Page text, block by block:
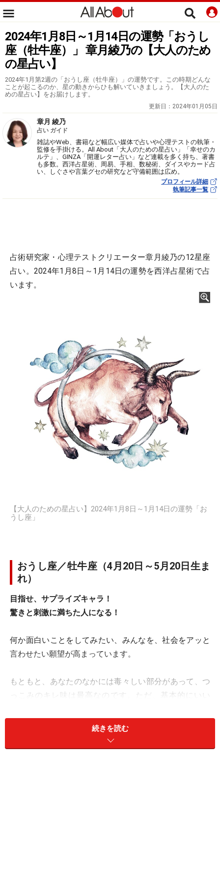
2024年1月8日～1月14日の運勢「おうし
座（牡牛座）」 章月綾乃の【大人のため
の星占い】
2024年1月第2週の「おうし座（牡牛座）」の運勢です。この時期どんな
ことが起こるのか、星の動きからひも解いていきましょう。【大人のた
めの星占い】をお届けします。
更新日： 2024年01月05日
章月 綾乃
占い ガイド
雑誌やWeb、書籍など幅広い媒体で占いや心理テストの執筆・
監修を手掛ける。All About「大人のための星占い」「幸せのカ
ルテ」、GINZA「開運レター占い」など連載を多く持ち、著書
も多数。西洋占星術、周易、手相、数秘術、ダイスやカード占
い、しぐさや言葉グセの研究など守備範囲は広め。
プロフィール詳細
執筆記事一覧
占術研究家・心理テストクリエーター章月綾乃の12星座
占い。2024年1月8日～1月14日の運勢を西洋占星術で占
います。
【大人のための星占い】2024年1月8日～1月14日の運勢「お
うし座」
おうし座／牡牛座（4月20日～5月20日生ま
れ）
目指せ、サプライズキャラ！
驚きと刺激に満ちた人になる！
何か面白いことをしてみたい、みんなを、社会をアッと
言わせたい願望が高まっています。
もともと、あなたのなかには毒々しい部分があって、つ
っこみのキレ味は最高なのです。ただ、基本的にいい
っているから、めったなことではネガティブ発言はしな
かったはず。イチイチ、「どうしたの？」って聞かれた
りするのもウザかったのでは？
続きを読む